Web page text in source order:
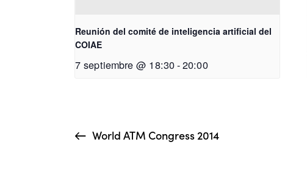
Reunión del comité de inteligencia artificial del
COIAE
7 septiembre @ 18:30-20:00
World ATM Congress 2014